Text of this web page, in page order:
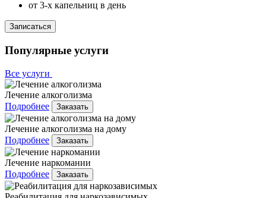
от 3-х капельниц в день
Записаться
Популярные услуги
Все услуги
Лечение алкоголизма
Подробнее
Заказать
Лечение алкоголизма на дому
Подробнее
Заказать
Лечение наркомании
Подробнее
Заказать